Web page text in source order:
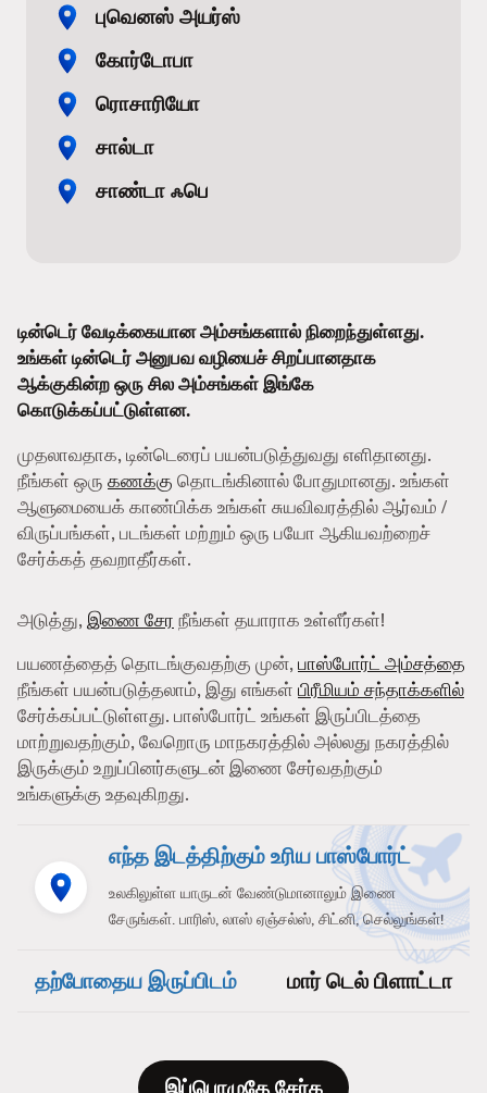
புவெனஸ் அயர்ஸ்
கோர்டோபா
ரொசாரியோ
சால்டா
சாண்டா ஃபெ
டின்டெர் வேடிக்கையான அம்சங்களால் நிறைந்துள்ளது.
உங்கள் டின்டெர் அனுபவ வழியைச் சிறப்பானதாக
ஆக்குகின்ற ஒரு சில அம்சங்கள் இங்கே
கொடுக்கப்பட்டுள்ளன.
முதலாவதாக, டின்டெரைப் பயன்படுத்துவது எளிதானது.
நீங்கள் ஒரு கணக்கு தொடங்கினால் போதுமானது. உங்கள்
ஆளுமையைக் காண்பிக்க உங்கள் சுயவிவரத்தில் ஆர்வம் /
விருப்பங்கள், படங்கள் மற்றும் ஒரு பயோ ஆகியவற்றைச்
சேர்க்கத் தவறாதீர்கள்.
அடுத்து, இணை சேர நீங்கள் தயாராக உள்ளீர்கள்!
பயணத்தைத் தொடங்குவதற்கு முன், பாஸ்போர்ட் அம்சத்தை
நீங்கள் பயன்படுத்தலாம், இது எங்கள் பிரீமியம் சந்தாக்களில்
சேர்க்கப்பட்டுள்ளது. பாஸ்போர்ட் உங்கள் இருப்பிடத்தை
மாற்றுவதற்கும், வேறொரு மாநகரத்தில் அல்லது நகரத்தில்
இருக்கும் உறுப்பினர்களுடன் இணை சேர்வதற்கும்
உங்களுக்கு உதவுகிறது.
எந்த இடத்திற்கும் உரிய பாஸ்போர்ட்
உலகிலுள்ள யாருடன் வேண்டுமானாலும் இணை
சேருங்கள். பாரிஸ், லாஸ் ஏஞ்சல்ஸ், சிட்னி, செல்லுங்கள்!
தற்போதைய இருப்பிடம் மார் டெல் பிளாட்டா